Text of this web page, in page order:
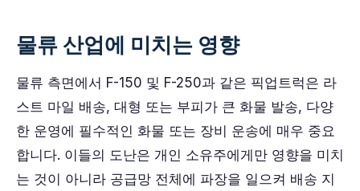
물류 산업에 미치는 영향
물류 측면에서 F-150 및 F-250과 같은 픽업트럭은 라
스트 마일 배송, 대형 또는 부피가 큰 화물 발송, 다양
한 운영에 필수적인 화물 또는 장비 운송에 매우 중요
합니다. 이들의 도난은 개인 소유주에게만 영향을 미치
는 것이 아니라 공급망 전체에 파장을 일으켜 배송 지